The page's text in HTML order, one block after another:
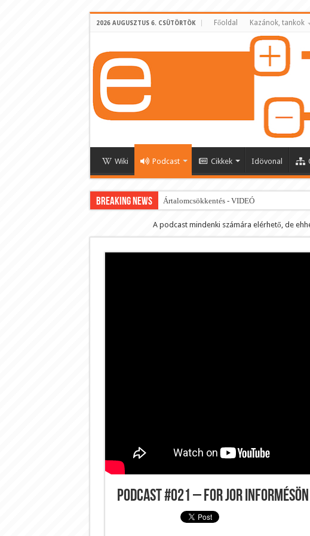
2026 AUGUSZTUS 6. CSÜTÖRTÖK Főoldal Kazánok, tankok
Wiki Podcast Cikkek Idövonal
BREAKING NEWS Ártalomcsökkentés - VIDEÓ
E-cigi használati szokások 2.0
Android Podcast alkalmazás letöltése
A podcast mindenki számára elérhető, de
Podcast #021 – For jor informésön